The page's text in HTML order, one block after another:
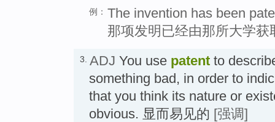
例： The invention has been
那项发明已经由那所大学获
3. ADJ You use patent to
something bad, in order to
that you think its nature or
obvious. 显而易见的 [强调]